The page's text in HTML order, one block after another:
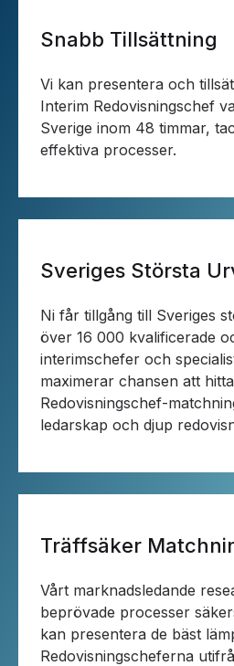
Snabb Tillsättning
Vi kan presentera och
Interim Redovisningschef
Sverige inom 48 timmar,
effektiva processer.
Sveriges Största
Ni får tillgång till Sveriges
över 16 000 kvalificerade
interimschefer och
maximerar chansen att
Redovisningschef-
ledarskap och djup
Träffsäker
Vårt marknadsledande
beprövade processer
kan presentera de bäst
Redovisningscheferna